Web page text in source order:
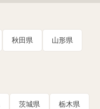
秋田県 山形県
茨城県 栃木県